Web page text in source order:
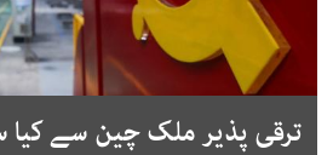
ترقی پذیر ملک چین سے